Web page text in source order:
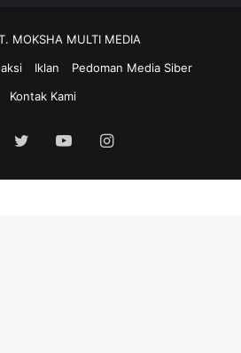
MOKSHA MULTI MEDIA
Iklan
Pedoman Media Siber
Kontak Kami
Twitter YouTubeInstagram